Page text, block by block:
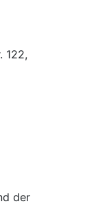
122,
der